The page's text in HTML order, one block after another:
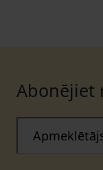
Abonējiet